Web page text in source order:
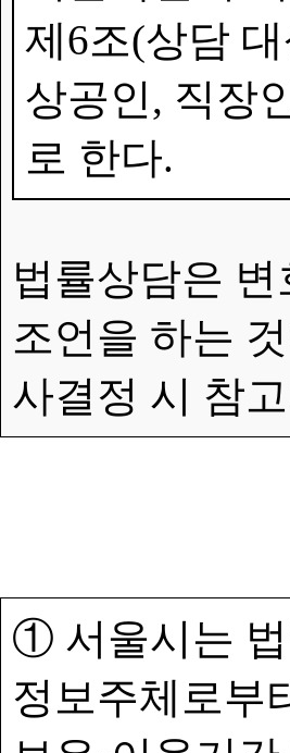
제6조(상담
상공인, 직장
로 한다.
법률상담은
조언을 하는
사결정 시 참
① 서울시는 법
정보주체로부